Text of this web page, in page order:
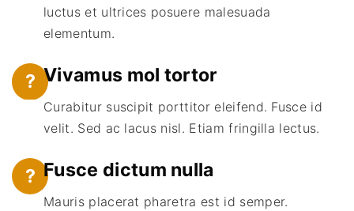
luctus et ultrices posuere malesuada
elementum.
? Vivamus mol tortor
Curabitur suscipit porttitor eleifend. Fusce id
velit. Sed ac lacus nisl. Etiam fringilla lectus.
? Fusce dictum nulla
Mauris placerat pharetra est id semper.